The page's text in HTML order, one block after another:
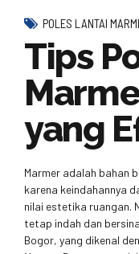
POLES LANTAI
Tips
yang
Marmer adalah bahan
karena keindahannya
nilai estetika ruangan.
tetap indah dan
Bogor, yang dikenal